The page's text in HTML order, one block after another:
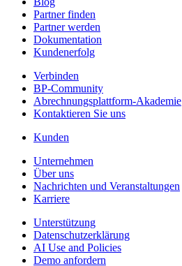
Partner finden
Partner werden
Dokumentation
Kundenerfolg
Verbinden
BP-Community
Abrechnungsplattform-Akademie
Kontaktieren Sie uns
Kunden
Unternehmen
Über uns
Nachrichten und Veranstaltungen
Karriere
Unterstützung
Datenschutzerklärung
AI Use and Policies
Demo anfordern